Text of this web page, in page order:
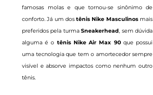
famosas molas e que tornou-se sinônimo de
conforto. Já um dostênisNike Masculinosmais
preferidos pela turmaSneakerhead, sem dúvida
alguma é o tênis NikeAir Max 90que possui
uma tecnologia que tem o amortecedor sempre
visível e absorve impactos como nenhum outro
tênis.